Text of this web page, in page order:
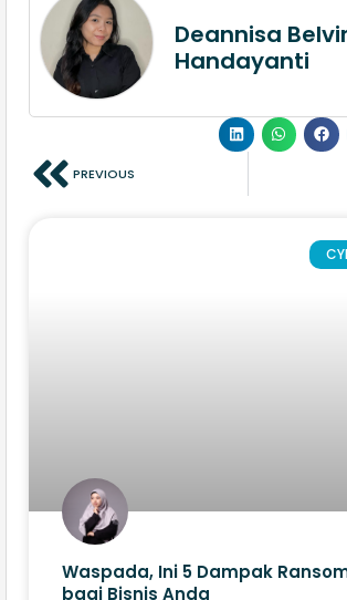
Deannisa
Handayanti
PREVIOUS
Waspada, Ini 5 Dampak
bagi Bisnis Anda